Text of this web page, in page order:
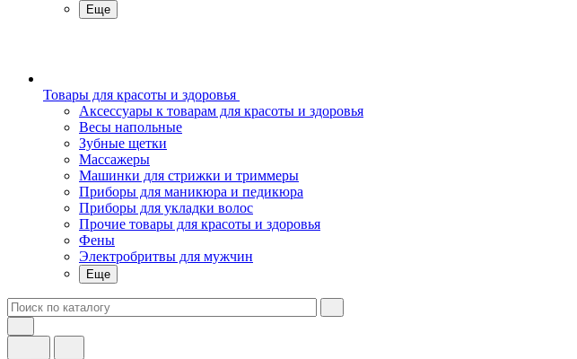
Еще
Товары для красоты и здоровья
Аксессуары к товарам для красоты и здоровья
Весы напольные
Зубные щетки
Массажеры
Машинки для стрижки и триммеры
Приборы для маникюра и педикюра
Приборы для укладки волос
Прочие товары для красоты и здоровья
Фены
Электробритвы для мужчин
Еще